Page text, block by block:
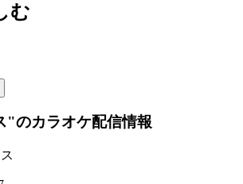
む
"のカラオケ配信情報